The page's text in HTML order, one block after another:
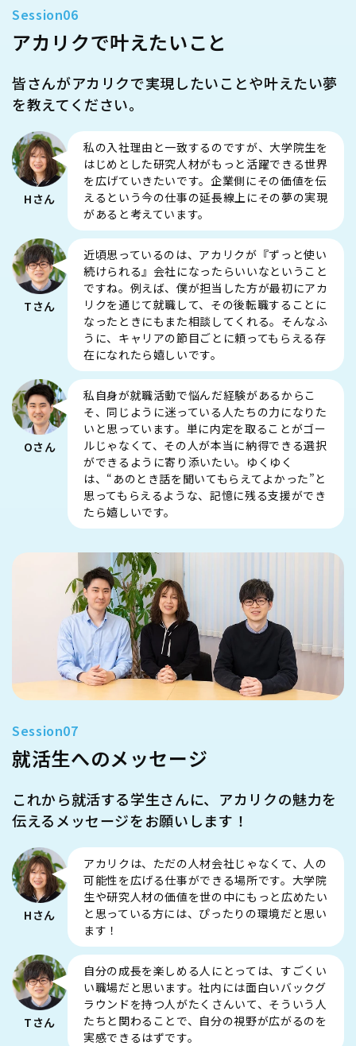
アカリクで叶えたいこと
皆さんがアカリクで実現したいことや叶えたい夢
を教えてください。
Hさん
私の入社理由と一致するのですが、大学院生を
はじめとした研究人材がもっと活躍できる世界
を広げていきたいです。企業側にその価値を伝
えるという今の仕事の延長線上にその夢の実現
があると考えています。
Tさん
近頃思っているのは、アカリクが『ずっと使い
続けられる』会社になったらいいなということ
ですね。例えば、僕が担当した方が最初にアカ
リクを通じて就職して、その後転職することに
なったときにもまた相談してくれる。そんなふ
うに、キャリアの節目ごとに頼ってもらえる存
在になれたら嬉しいです。
Oさん
私自身が就職活動で悩んだ経験があるからこ
そ、同じように迷っている人たちの力になりた
いと思っています。単に内定を取ることがゴー
ルじゃなくて、その人が本当に納得できる選択
ができるように寄り添いたい。ゆくゆく
は、“あのとき話を聞いてもらえてよかった”と
思ってもらえるような、記憶に残る支援ができ
たら嬉しいです。
就活生へのメッセージ
これから就活する学生さんに、アカリクの魅力を
伝えるメッセージをお願いします！
Hさん
アカリクは、ただの人材会社じゃなくて、人の
可能性を広げる仕事ができる場所です。大学院
生や研究人材の価値を世の中にもっと広めたい
と思っている方には、ぴったりの環境だと思い
ます！
Tさん
自分の成長を楽しめる人にとっては、すごくい
い職場だと思います。社内には面白いバックグ
ラウンドを持つ人がたくさんいて、そういう人
たちと関わることで、自分の視野が広がるのを
実感できるはずです。